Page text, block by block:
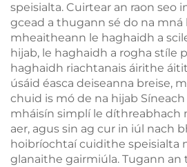
speisialta. Cuirtear an raon seo
gcead a thugann sé do na mná
mheaitheann le haghaidh a
hijab, le haghaidh a rogha stíle
haghaidh riachtanais áirithe
úsáid éasca deiseanna breise,
chuid is mó de na hijab
mháisín simplí le díthreabhach
aer, agus sin ag cur in iúl nach
hoibríochtaí cuidithe speisialta
glanaithe gairmiúla. Tugann